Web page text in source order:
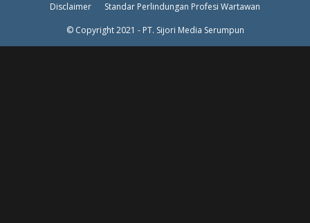
Disclaimer
Standar Perlindungan Profesi Wartawan
© Copyright 2021 - PT. Sijori Media Serumpun